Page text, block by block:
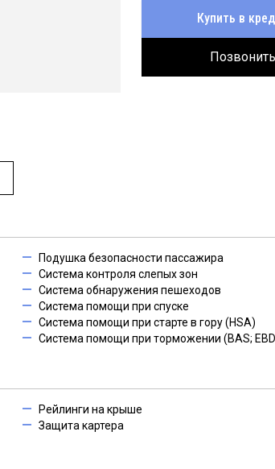
Купить в
Позвонить
Подушка безопасности пассажира
Система контроля слепых зон
Система обнаружения пешеходов
Система помощи при спуске
Система помощи при старте в гору (HSA)
Система помощи при торможении (BAS;
Рейлинги на крыше
Защита картера